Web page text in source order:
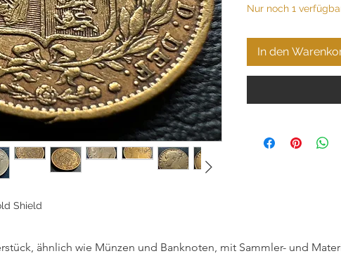
Shield
Nur noch 1
In den
ähnlich wie Münzen und Banknoten, mit Sammler- und